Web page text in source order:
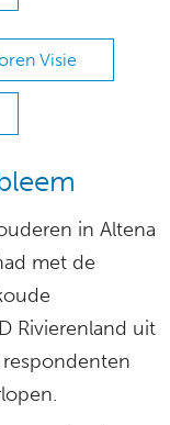
Visie
in Altena
met de
Rivierenland uit